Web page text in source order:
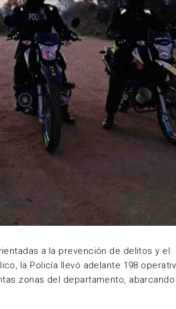
a la prevención de delitos y el
la Policía llevó adelante 198
zonas del departamento,